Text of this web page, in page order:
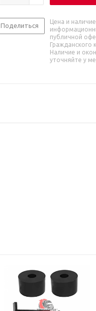
Поделиться
Цена и
публичной
Гражданского
Наличие и
уточняйте у